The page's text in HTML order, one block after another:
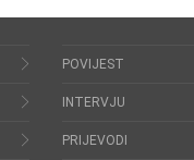
POVIJEST
INTERVJU
PRIJEVODI